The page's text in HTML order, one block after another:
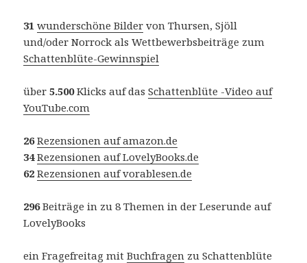
31 wunderschöne Bilder von Thursen, Sjöll
und/oder Norrock als Wettbewerbsbeiträge zum
Schattenblüte-Gewinnspiel
über5.500Klicks auf dasSchattenblüte -Video auf
YouTube.com
26 Rezensionen auf amazon.de
34 Rezensionen auf LovelyBooks.de
62 Rezensionen auf vorablesen.de
296Beiträge in zu 8 Themen in der Leserunde auf
LovelyBooks
ein Fragefreitag mitBuchfragen zu Schattenblüte